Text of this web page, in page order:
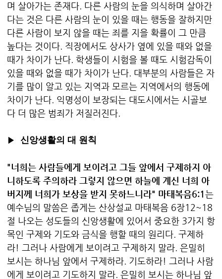
며 살아가는 존재다. 다른 사람의 눈을 의식하며 살아간
다는 것은 다른 사람의 눈이 있을 때는 행동을 잘하지만
다른 사람이 보지 않을 때는 죄를 지을 확률이 그 만큼
높다는 것이다. 직장에서도 상사가 옆에 있을 때와 없을
때가 차이가 난다. 학생들이 시험을 볼 때도 시험감독이
있을 때와 없을 때가 차이가 난다. 대부분의 사람들은 자
기를 많이 알고 있는 지역과 모르는 지역에서의 행동에
차이가 난다. 익명성이 보장되는 대도시에서는 시골보
다 더 많은 범죄가 저질러진다.
▶ 신앙생활의 대 원칙
"너희는 사람들에게 보이려고 그들 앞에서 구제하지 아
니하도록 주의하라 그렇지 않으면 하늘에 계신 너희 아
버지께 너희가 보상을 받지 못하느니라" 마태복음6:1는
예수님의 말씀은 좁게는 산상설교 마태복음 6장12~18
절 나오는 성도들의 신앙생활에 있어서 중요한 3가지 항
목인 구제와 기도와 금식을 행할 때의 원리다. 구제하
라! 그러나 사람에게 보이려고 구제하지 말라. 은밀히
보시는 하나님 앞에서 구제하라. 기도하라! 그러나 사람
에게 보이려고 기도하지 말라. 은밀히 보시는 하나님 앞